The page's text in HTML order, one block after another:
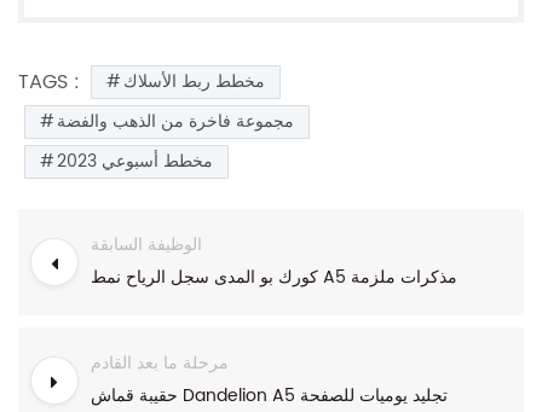
TAGS :
مخطط ربط الأسلاك
مجموعة فاخرة من الذهب والفضة
2023 مخطط أسبوعي
الوظيفة السابقة
كورك بو المدى سجل الرياح نمط A5 مذكرات ملزمة
مرحلة ما بعد القادم
حقيبة قماش Dandelion A5 تجليد يوميات للصفحة